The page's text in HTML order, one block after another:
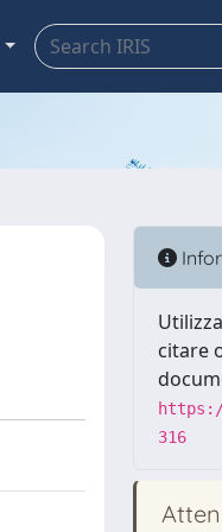
citare
316